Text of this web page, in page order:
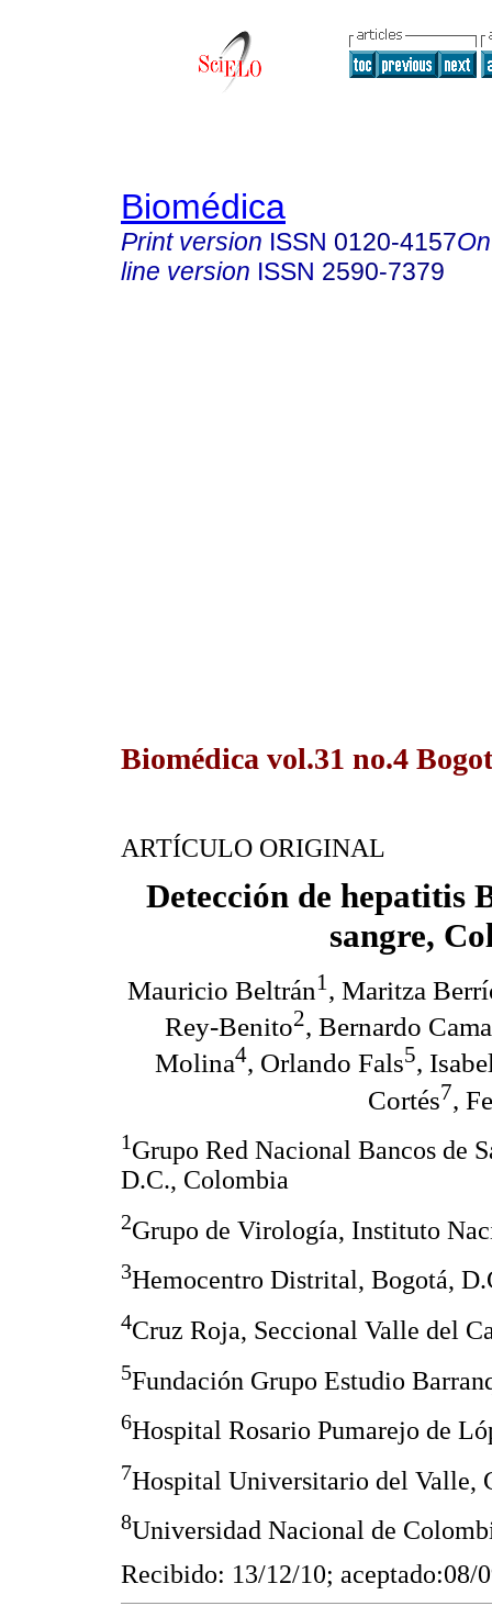
Biomédica
Print version ISSN 0120-4157
line version ISSN 2590-7379
Biomédica vol.31 no.4
ARTÍCULO ORIGINAL
Detección de hepatitis
sangre,
Mauricio Beltrán1 , Maritza
Rey-Benito2, Bernardo
Molina4, Orlando Fals5,
Cortés7,
1Grupo Red Nacional Bancos de
D.C., Colombia
2Grupo de Virología, Instituto
3Hemocentro Distrital, Bogotá,
4Cruz Roja, Seccional Valle del
5Fundación Grupo Estudio
6Hospital Rosario Pumarejo de
7Hospital Universitario del Valle,
8Universidad Nacional de
Recibido: 13/12/10; aceptado:08/